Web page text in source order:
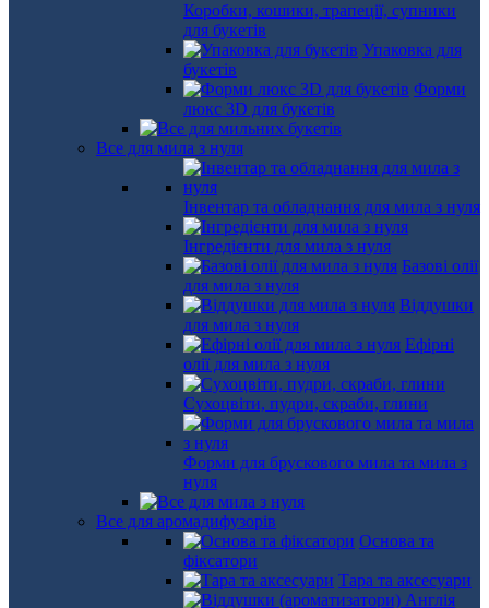
Коробки, кошики, трапеції, супники
для букетів
Упаковка для
букетів
Форми
люкс 3D для букетів
Все для мила з нуля
Інвентар та обладнання для мила з нуля
Інгредієнти для мила з нуля
Базові олії
для мила з нуля
Віддушки
для мила з нуля
Ефірні
олії для мила з нуля
Сухоцвіти, пудри, скраби, глини
Форми для брускового мила та мила з
нуля
Все для аромадифузорів
Основа та
фіксатори
Тара та аксесуари